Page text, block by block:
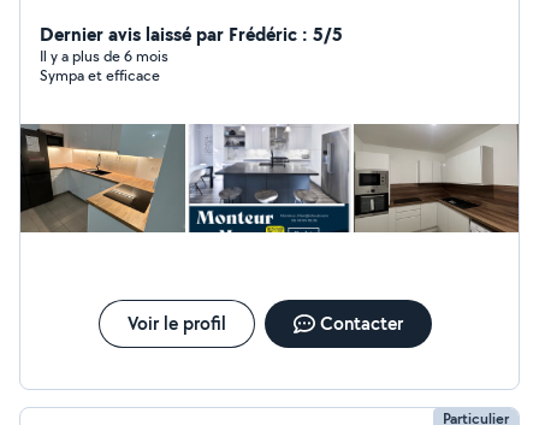
installer Disponible Rapidement. N'hésiter pas à me
Dernier avis laissé par Frédéric : 5/5
Il y a plus de 6 mois
Sympa et efficace
Voir le profil Contacter
Particulier